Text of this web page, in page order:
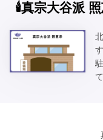
🕯️真宗大谷派